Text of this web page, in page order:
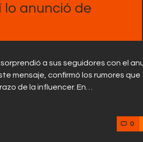
lo anunció de
a sus seguidores con el
mensaje, confirmó los rumores que
de la influencer. En…
0